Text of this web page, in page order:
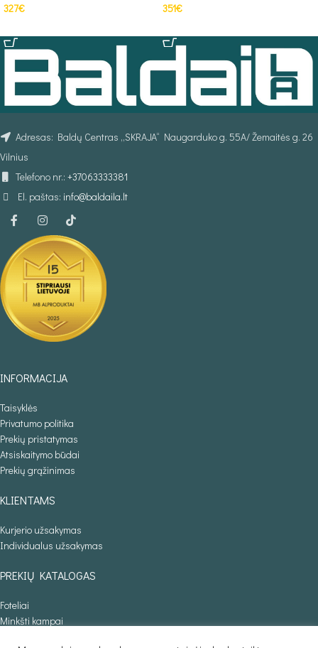
327€ 351€
Adresas: Baldų Centras „SKRAJA“ Naugarduko g. 55A/ Žemaitės g. 26
Vilnius
Telefono nr.: +37063333381
El. paštas: info@baldaila.lt
INFORMACIJA
Taisyklės
Privatumo politika
Prekių pristatymas
Atsiskaitymo būdai
Prekių grąžinimas
KLIENTAMS
Kurjerio užsakymas
Individualus užsakymas
PREKIŲ KATALOGAS
Foteliai
Minkšti kampai